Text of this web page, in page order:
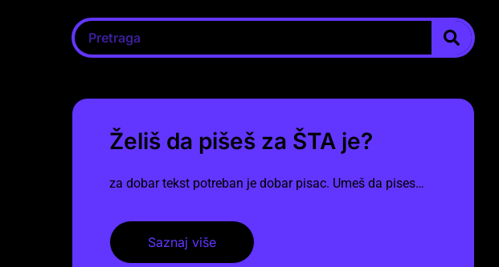
Želiš da pišeš za ŠTA je?
za dobar tekst potreban je dobar pisac. Umeš da pises…
Saznaj više